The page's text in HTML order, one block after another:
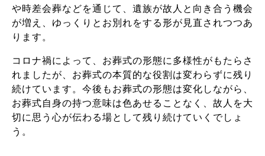
や時差会葬などを通じて、遺族が故人と向き合う機会
が増え、ゆっくりとお別れをする形が見直されつつあ
ります。
コロナ禍によって、お葬式の形態に多様性がもたらさ
れましたが、お葬式の本質的な役割は変わらずに残り
続けています。今後もお葬式の形態は変化しながら、
お葬式自身の持つ意味は色あせることなく、故人を大
切に思う心が伝わる場として残り続けていくでしょ
う。